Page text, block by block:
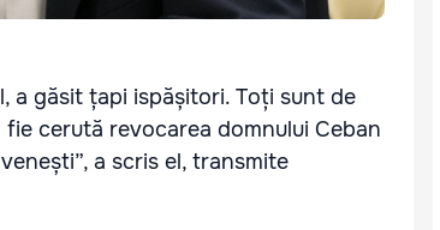
a găsit țapi ispășitori. Toți sunt de
fie cerută revocarea domnului Ceban
a scris el, transmite